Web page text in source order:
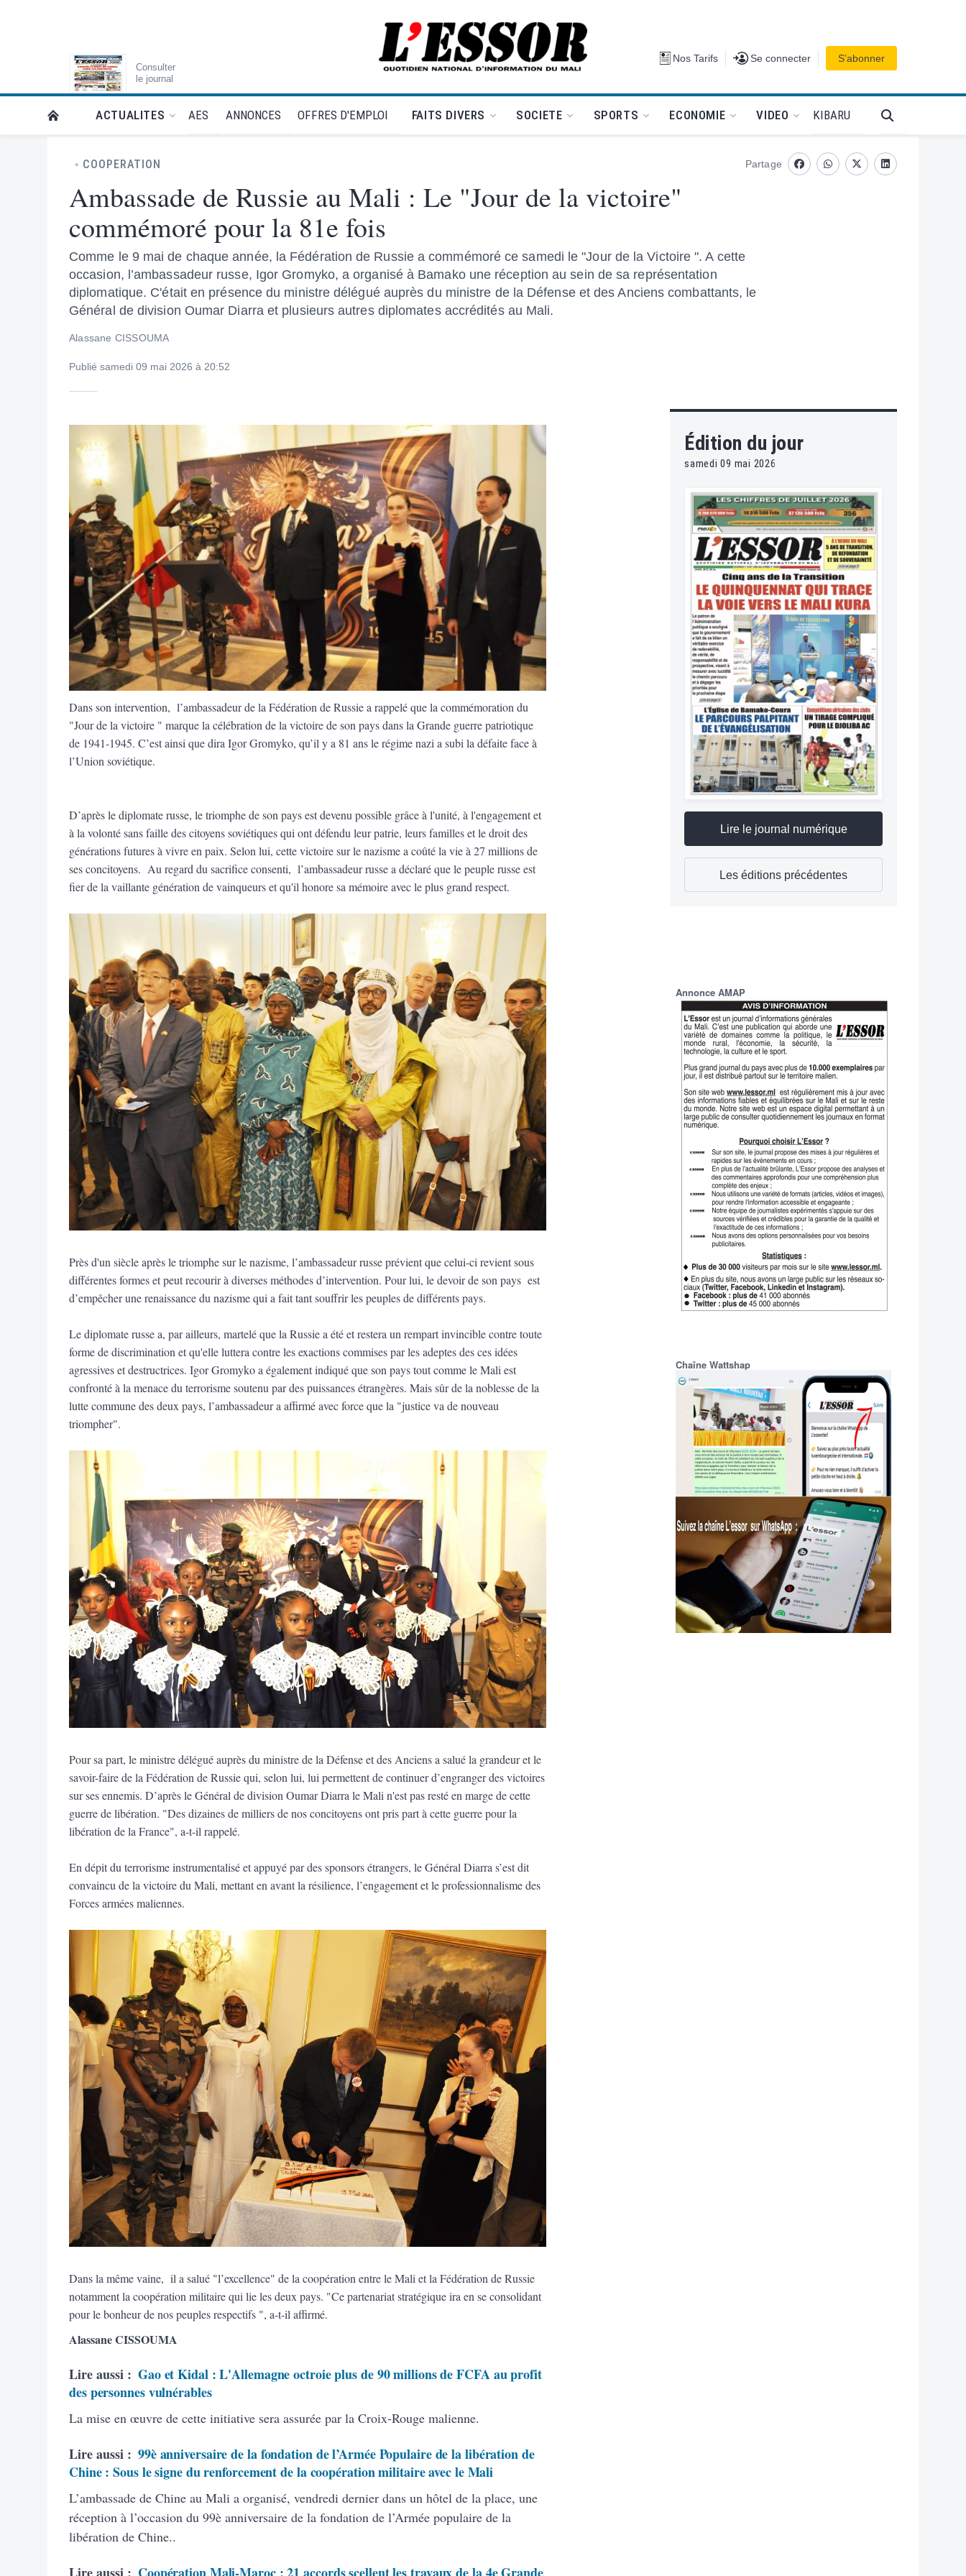
Consulter
le journal
L'Essor - retour à la une Nos Tarifs Se connecter
Se connecter S’abonner
RETOUR À LA PAGE D’ACCUEIL DE L'ESSOR
ACTUALITES AES ANNONCES OFFRES D'EMPLOI FAITS DIVERS SOCIETE SPORTS ECONOMIE VIDEO KIBARU
COOPERATION
Ambassade de Russie au Mali : Le "Jour de la victoire"
commémoré pour la 81e fois
Comme le 9 mai de chaque année, la Fédération de Russie a commémoré ce samedi le "Jour de la Victoire ". A cette
occasion, l’ambassadeur russe, Igor Gromyko, a organisé à Bamako une réception au sein de sa représentation
diplomatique. C'était en présence du ministre délégué auprès du ministre de la Défense et des Anciens combattants, le
Général de division Oumar Diarra et plusieurs autres diplomates accrédités au Mali.
Alassane CISSOUMA
Publié samedi 09 mai 2026 à 20:52
Partage
FacebookwhatsappTwitterLinkedin
Dans son intervention, l’ambassadeur de la Fédération de Russie a rappelé que la commémoration du
"Jour de la victoire " marque la célébration de la victoire de son pays dans la Grande guerre patriotique
de 1941-1945. C’est ainsi que dira Igor Gromyko, qu’il y a 81 ans le régime nazi a subi la défaite face à
l’Union soviétique.
D’après le diplomate russe, le triomphe de son pays est devenu possible grâce à l'unité, à l'engagement et
à la volonté sans faille des citoyens soviétiques qui ont défendu leur patrie, leurs familles et le droit des
générations futures à vivre en paix. Selon lui, cette victoire sur le nazisme a coûté la vie à 27 millions de
ses concitoyens. Au regard du sacrifice consenti, l’ambassadeur russe a déclaré que le peuple russe est
fier de la vaillante génération de vainqueurs et qu'il honore sa mémoire avec le plus grand respect.
Près d'un siècle après le triomphe sur le nazisme, l’ambassadeur russe prévient que celui-ci revient sous
différentes formes et peut recourir à diverses méthodes d’intervention. Pour lui, le devoir de son pays est
d’empêcher une renaissance du nazisme qui a fait tant souffrir les peuples de différents pays.
Le diplomate russe a, par ailleurs, martelé que la Russie a été et restera un rempart invincible contre toute
forme de discrimination et qu'elle luttera contre les exactions commises par les adeptes des ces idées
agressives et destructrices. Igor Gromyko a également indiqué que son pays tout comme le Mali est
confronté à la menace du terrorisme soutenu par des puissances étrangères. Mais sûr de la noblesse de la
lutte commune des deux pays, l’ambassadeur a affirmé avec force que la "justice va de nouveau
triompher".
Pour sa part, le ministre délégué auprès du ministre de la Défense et des Anciens a salué la grandeur et le
savoir-faire de la Fédération de Russie qui, selon lui, lui permettent de continuer d’engranger des victoires
sur ses ennemis. D’après le Général de division Oumar Diarra le Mali n'est pas resté en marge de cette
guerre de libération. "Des dizaines de milliers de nos concitoyens ont pris part à cette guerre pour la
libération de la France", a-t-il rappelé.
En dépit du terrorisme instrumentalisé et appuyé par des sponsors étrangers, le Général Diarra s’est dit
convaincu de la victoire du Mali, mettant en avant la résilience, l’engagement et le professionnalisme des
Forces armées maliennes.
Dans la même vaine, il a salué "l’excellence" de la coopération entre le Mali et la Fédération de Russie
notamment la coopération militaire qui lie les deux pays. "Ce partenariat stratégique ira en se consolidant
pour le bonheur de nos peuples respectifs ", a-t-il affirmé.
Alassane CISSOUMA
Lire aussi : Gao et Kidal : L'Allemagne octroie plus de 90 millions de FCFA au profit
des personnes vulnérables
La mise en œuvre de cette initiative sera assurée par la Croix-Rouge malienne.
Lire aussi : 99è anniversaire de la fondation de l’Armée Populaire de la libération de
Chine : Sous le signe du renforcement de la coopération militaire avec le Mali
L’ambassade de Chine au Mali a organisé, vendredi dernier dans un hôtel de la place, une
réception à l’occasion du 99è anniversaire de la fondation de l’Armée populaire de la
libération de Chine..
Édition du jour
samedi 09 mai 2026
Lire le journal numérique
Les éditions précédentes
Annonce AMAP
Chaîne Wattshap